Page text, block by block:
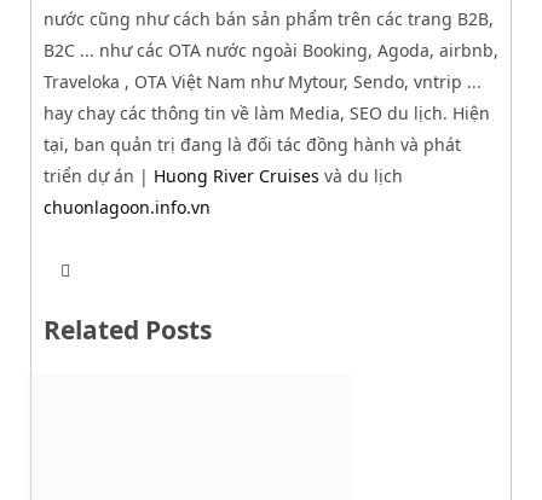
nước cũng như cách bán sản phẩm trên các trang B2B,
B2C ... như các OTA nước ngoài Booking, Agoda, airbnb,
Traveloka , OTA Việt Nam như Mytour, Sendo, vntrip ...
hay chay các thông tin về làm Media, SEO du lịch. Hiện
tại, ban quản trị đang là đối tác đồng hành và phát
triển dự án | Huong River Cruises và du lịch
chuonlagoon.info.vn
t
Related Posts